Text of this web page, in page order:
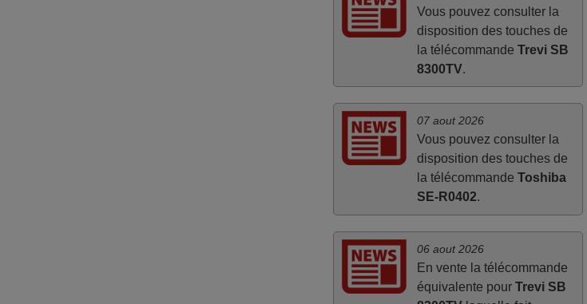
Vous pouvez consulter la
disposition des touches de
la télécommande Trevi SB
8300TV.
07 aout 2026
Vous pouvez consulter la
disposition des touches de
la télécommande Toshiba
SE-R0402.
06 aout 2026
En vente la télécommande
équivalente pour Trevi SB